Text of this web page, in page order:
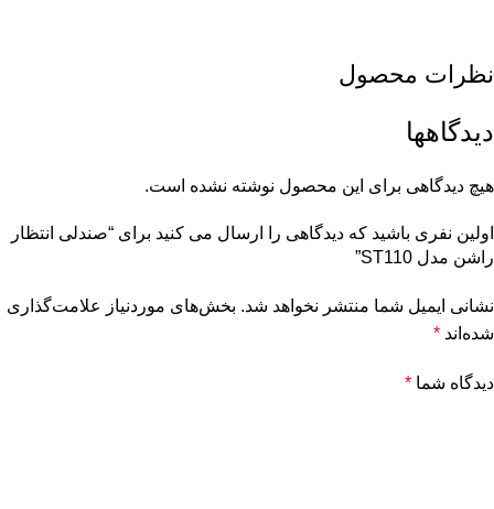
نظرات محصول
دیدگاهها
هیچ دیدگاهی برای این محصول نوشته نشده است.
اولین نفری باشید که دیدگاهی را ارسال می کنید برای “صندلی انتظار
راشن مدل ST110”
نشانی ایمیل شما منتشر نخواهد شد. بخش‌های موردنیاز علامت‌گذاری
شده‌اند *
دیدگاه شما *